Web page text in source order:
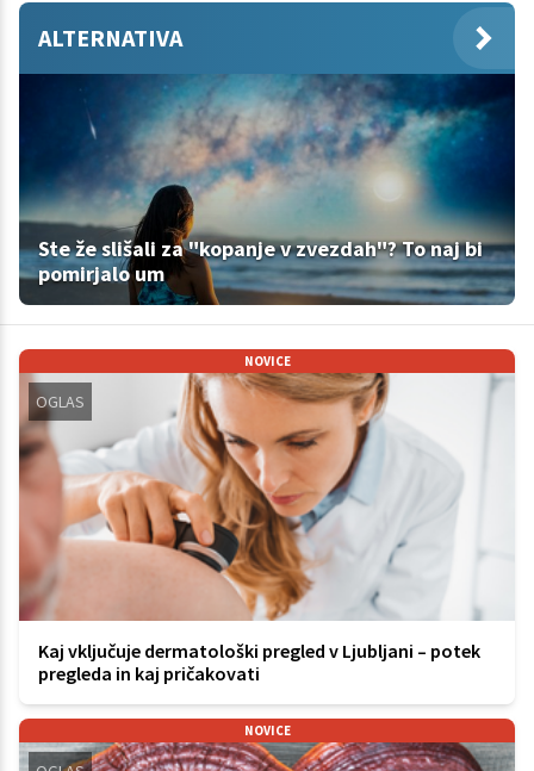
ALTERNATIVA
Ste že slišali za "kopanje v zvezdah"? To naj bi
pomirjalo um
NOVICE
OGLAS
Kaj vključuje dermatološki pregled v Ljubljani – potek
pregleda in kaj pričakovati
NOVICE